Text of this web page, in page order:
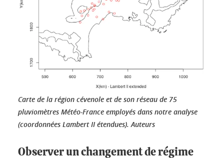
Carte de la région cévenole et de son réseau de 75
pluviomètres Météo-France employés dans notre analyse
(coordonnées Lambert II étendues). Auteurs
Observer un changement de régime